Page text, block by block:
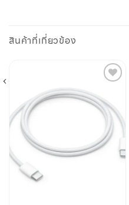
สินค้าที่เกี่ยวข้อง
wishlist